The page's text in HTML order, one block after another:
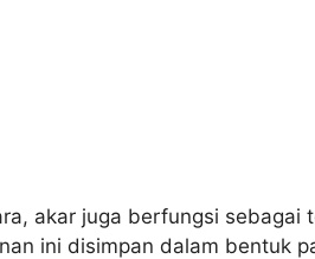
akar juga berfungsi sebagai
ini disimpan dalam bentuk